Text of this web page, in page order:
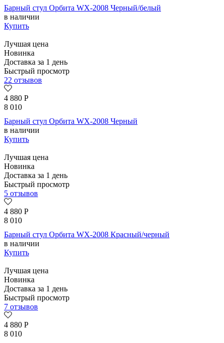
Барный стул Орбита WX-2008 Черный/белый
в наличии
Купить
Лучшая цена
Новинка
Доставка за 1 день
Быстрый просмотр
22 отзывов
4 880 Р
8 010
Барный стул Орбита WX-2008 Черный
в наличии
Купить
Лучшая цена
Новинка
Доставка за 1 день
Быстрый просмотр
5 отзывов
4 880 Р
8 010
Барный стул Орбита WX-2008 Красный/черный
в наличии
Купить
Лучшая цена
Новинка
Доставка за 1 день
Быстрый просмотр
7 отзывов
4 880 Р
8 010